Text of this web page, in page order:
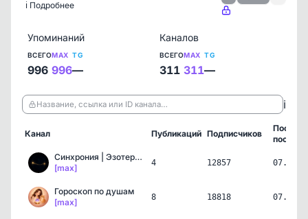
ℹ️ Подробнее
Упоминаний
ВСЕГО
996
MAX
996
TG
—
Каналов
ВСЕГО
311
MAX
311
TG
—
Название, ссылка или ID канала… ℹ️
Канал Публикаций Подписчиков
пост
Синхрония | Эзотерика и …
[max]
4 12857
Гороскоп по душам
[max]
8 18818